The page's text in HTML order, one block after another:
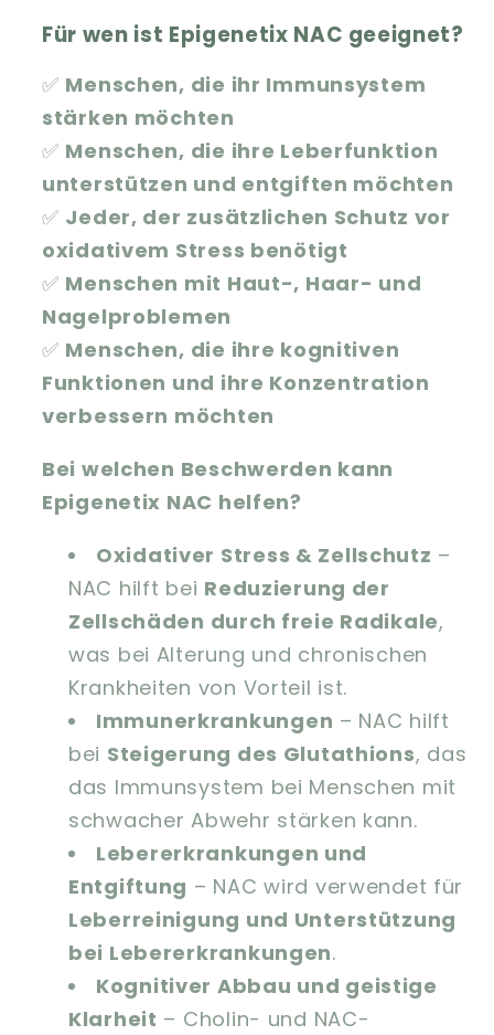
Für wen ist Epigenetix NAC geeignet?
✅ Menschen, die ihr Immunsystem
stärken möchten
✅ Menschen, die ihre Leberfunktion
unterstützen und entgiften möchten
✅ Jeder, der zusätzlichen Schutz vor
oxidativem Stress benötigt
✅ Menschen mit Haut-, Haar- und
Nagelproblemen
✅ Menschen, die ihre kognitiven
Funktionen und ihre Konzentration
verbessern möchten
Bei welchen Beschwerden kann
Epigenetix NAC helfen?
Oxidativer Stress & Zellschutz –
NAC hilft bei Reduzierung der
Zellschäden durch freie Radikale,
was bei Alterung und chronischen
Krankheiten von Vorteil ist.
Immunerkrankungen – NAC hilft
bei Steigerung des Glutathions, das
das Immunsystem bei Menschen mit
schwacher Abwehr stärken kann.
Lebererkrankungen und
Entgiftung – NAC wird verwendet für
Leberreinigung und Unterstützung
bei Lebererkrankungen.
Kognitiver Abbau und geistige
Klarheit – Cholin- und NAC-